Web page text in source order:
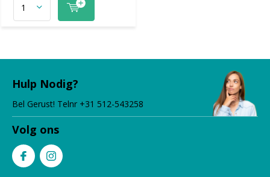
Hulp Nodig?
Bel Gerust! Telnr +31 512-543258
Volg ons